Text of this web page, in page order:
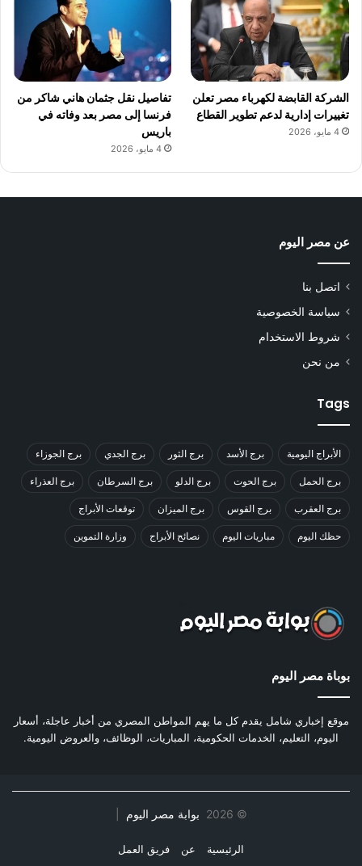
الشركة القابضة لكهرباء مصر تعلن
تغييرات إدارية لدعم تطوير القطاع
4 مايو، 2026
تفاصيل نقل جثمان هاني شاكر من
فرنسا إلى مصر بعد وفاته في
باريس
4 مايو، 2026
عن مصر اليوم
اتصل بنا
سياسة الخصوصية
شروط الاستخدام
من نحن
Tags
الأبراج اليومية برج الأسد برج الثور برج الجدي برج الجوزاء
برج الحمل برج الحوت برج الدلو برج السرطان برج العذراء
برج العقرب برج القوس برج الميزان توقعات الأبراج
حظك اليوم مباريات اليوم نصائح الأبراج وزارة التموين
بوباة مصر اليوم
موقع إخباري شامل يقدم كل ما يهم المواطن المصري من أخبار عاجلة، أسعار
اليوم، التعليم، الخدمات الحكومية، المباريات، الوظائف، والعروض اليومية.
©
2026 بوابة مصر اليوم
الرئيسية عن فريق العمل